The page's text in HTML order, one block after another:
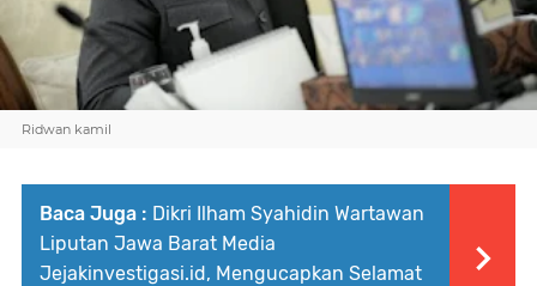
Ridwan kamil
Baca Juga : Dikri Ilham Syahidin Wartawan
Liputan Jawa Barat Media
Jejakinvestigasi.id, Mengucapkan Selamat